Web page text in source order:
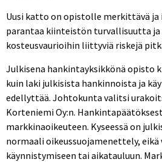
Uusi katto on opistolle merkittävä
parantaa kiinteistön turvallisuutta ja
kosteusvaurioihin liittyviä riskejä
Julkisena hankintayksikkönä opisto
kuin laki julkisista hankinnoista ja
edellyttää. Johtokunta valitsi
Korteniemi Oy:n.
markkinaoikeuteen. Kyseessä on
normaali oikeussuojamenettely, eikä
käynnistymiseen tai aikatauluun.